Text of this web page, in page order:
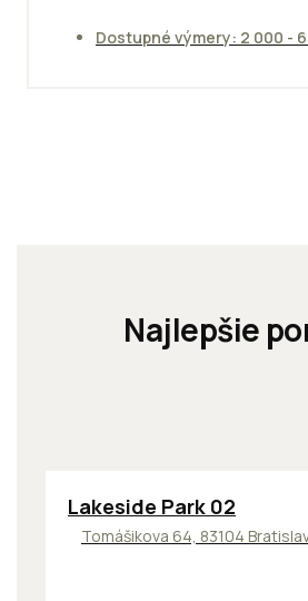
Dostupné výmery: 2 000 -
Najlepšie
ODPORÚČAME
Lakeside Park 02
Tomášikova 64, 83104